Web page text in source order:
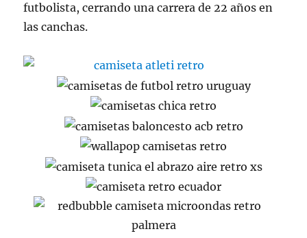
futbolista, cerrando una carrera de 22 años en
las canchas.